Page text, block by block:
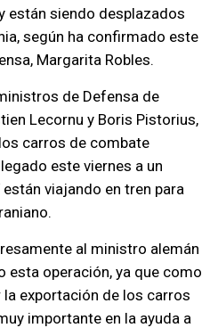
están siendo desplazados
según ha confirmado este
Margarita Robles.
de Defensa de
Lecornu y Boris Pistorius,
carros de combate
este viernes a un
viajando en tren para
al ministro alemán
esta operación, ya que como
exportación de los carros
importante en la ayuda a